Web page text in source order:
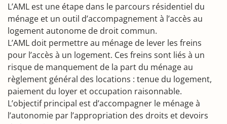
L’AML est une étape dans le parcours résidentiel du
ménage et un outil d’accompagnement à l’accès au
logement autonome de droit commun.
L’AML doit permettre au ménage de lever les freins
pour l’accès à un logement. Ces freins sont liés à un
risque de manquement de la part du ménage au
règlement général des locations : tenue du logement,
paiement du loyer et occupation raisonnable.
L’objectif principal est d’accompagner le ménage à
l’autonomie par l’appropriation des droits et devoirs